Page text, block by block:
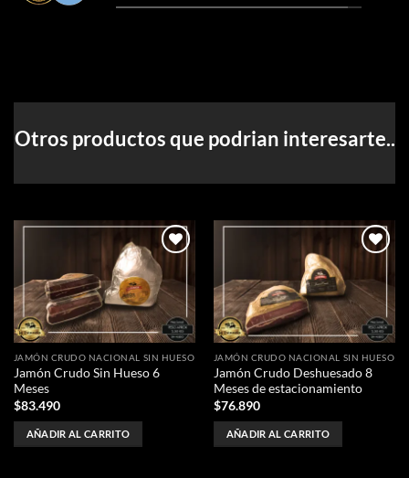
Otros productos que podrian interesarte..
Añadir
a la
lista de
deseos
JAMÓN CRUDO NACIONAL SIN HUESO
Jamón Crudo Sin Hueso 6
Meses
$83.490
AÑADIR AL CARRITO
a la
lista de
deseos
JAMÓN CRUDO NACIONAL SIN HUESO
Jamón Crudo Deshuesado 8
Meses de estacionamiento
$76.890
AÑADIR AL CARRITO